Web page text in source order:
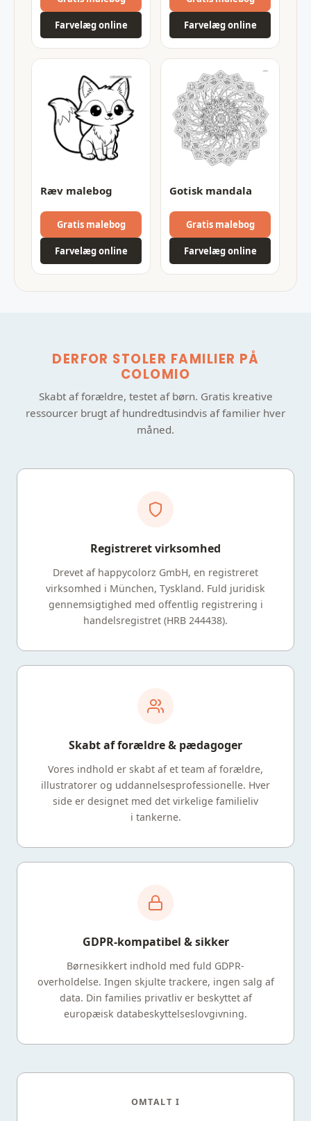
Farvelæg online Farvelæg online
Ræv malebog
Gratis malebog
Farvelæg online
Gotisk mandala
Gratis malebog
Farvelæg online
DERFOR STOLER FAMILIER PÅ
COLOMIO
Skabt af forældre, testet af børn. Gratis kreative
ressourcer brugt af hundredtusindvis af familier hver
måned.
Registreret virksomhed
Drevet af happycolorz GmbH, en registreret
virksomhed i München, Tyskland. Fuld juridisk
gennemsigtighed med offentlig registrering i
handelsregistret (HRB 244438).
Skabt af forældre & pædagoger
Vores indhold er skabt af et team af forældre,
illustratorer og uddannelsesprofessionelle. Hver
side er designet med det virkelige familieliv
i tankerne.
GDPR-kompatibel & sikker
Børnesikkert indhold med fuld GDPR-
overholdelse. Ingen skjulte trackere, ingen salg af
data. Din families privatliv er beskyttet af
europæisk databeskyttelseslovgivning.
OMTALT I